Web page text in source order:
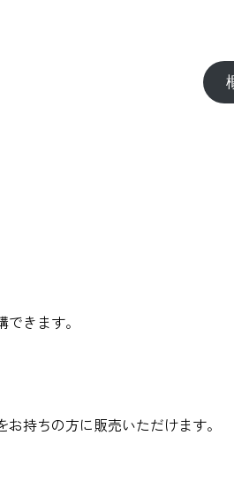
きます。
持ちの方に販売いただけます。